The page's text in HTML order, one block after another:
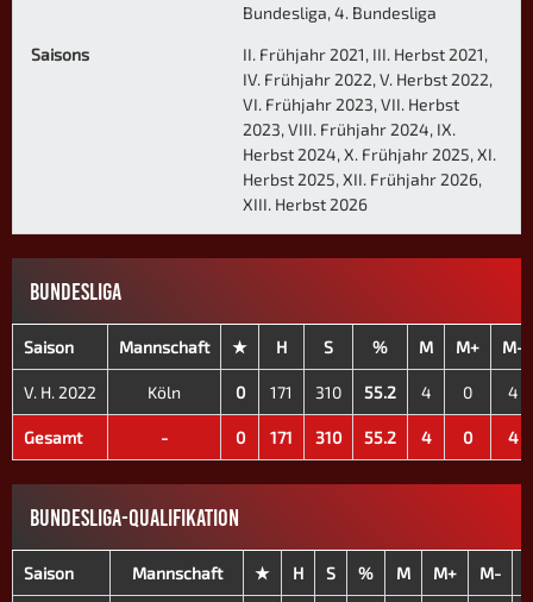
Bundesliga, 4. Bundesliga
Saisons
II. Frühjahr 2021, III. Herbst 2021,
IV. Frühjahr 2022, V. Herbst 2022,
VI. Frühjahr 2023, VII. Herbst
2023, VIII. Frühjahr 2024, IX.
Herbst 2024, X. Frühjahr 2025, XI.
Herbst 2025, XII. Frühjahr 2026,
XIII. Herbst 2026
BUNDESLIGA
Saison Mannschaft ★ H S % M M+ M-
V. H. 2022 Köln 0 171 310 55.2 4 0 4
Gesamt - 0 171 310 55.2 4 0 4
BUNDESLIGA-QUALIFIKATION
Saison Mannschaft ★ H S % M M+ M-